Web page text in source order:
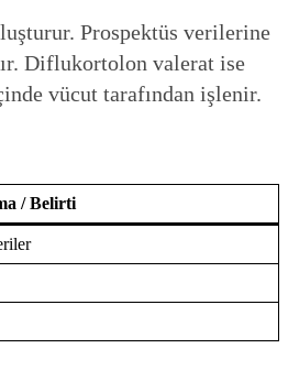
Prospektüs verilerine
Diflukortolon valerat ise
vücut tarafından işlenir.
/ Belirti